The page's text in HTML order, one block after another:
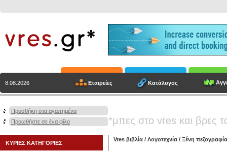
8.08.2026 Εταιρείες Κατάλογος
Προσθήκη στα αγαπημένα
Προωθήστε σε ένα φίλο
*μπες στο vres και βρες
ΚΥΡΙΕΣ ΚΑΤΗΓΟΡΙΕΣ
Vres βιβλία / Λογοτεχνία / Ξένη πεζογραφία